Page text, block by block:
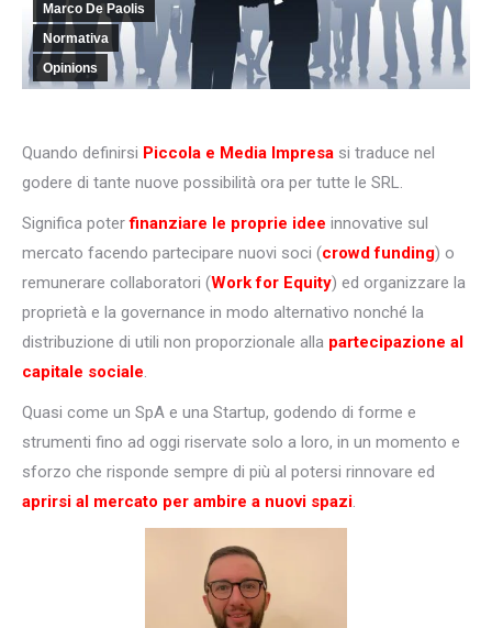
Marco De Paolis
Normativa
Opinions
Quando definirsi Piccola e Media Impresa si traduce nel
godere di tante nuove possibilità ora per tutte le SRL.
Significa poterfinanziare le proprie idee innovative sul
mercato facendo partecipare nuovi soci (crowd funding) o
remunerare collaboratori (Work for Equity) ed organizzare la
proprietà e la governance in modo alternativo nonché la
distribuzione di utili non proporzionale alla partecipazione al
capitale sociale.
Quasi come un SpA e una Startup, godendo di forme e
strumenti fino ad oggi riservate solo a loro, in un momento e
sforzo che risponde sempre di più al potersi rinnovare ed
aprirsi al mercato per ambire a nuovi spazi.